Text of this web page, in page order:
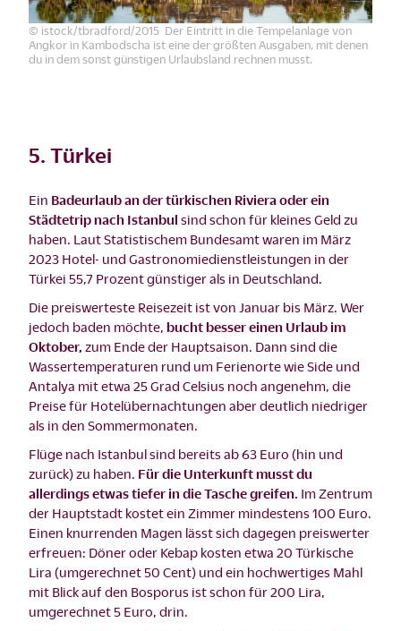
© istock/tbradford/2015 Der Eintritt in die Tempelanlage von
Angkor in Kambodscha ist eine der größten Ausgaben, mit denen
du in dem sonst günstigen Urlaubsland rechnen musst.
5. Türkei
Ein Badeurlaub an der türkischen Riviera oder ein
Städtetrip nach Istanbul sind schon für kleines Geld zu
haben. Laut Statistischem Bundesamt waren im März
2023 Hotel- und Gastronomiedienstleistungen in der
Türkei 55,7 Prozent günstiger als in Deutschland.
Die preiswerteste Reisezeit ist von Januar bis März. Wer
jedoch baden möchte, bucht besser einen Urlaub im
Oktober, zum Ende der Hauptsaison. Dann sind die
Wassertemperaturen rund um Ferienorte wie Side und
Antalya mit etwa 25 Grad Celsius noch angenehm, die
Preise für Hotelübernachtungen aber deutlich niedriger
als in den Sommermonaten.
Flüge nach Istanbul sind bereits ab 63 Euro (hin und
zurück) zu haben. Für die Unterkunft musst du
allerdings etwas tiefer in die Tasche greifen. Im Zentrum
der Hauptstadt kostet ein Zimmer mindestens 100 Euro.
Einen knurrenden Magen lässt sich dagegen preiswerter
erfreuen: Döner oder Kebap kosten etwa 20 Türkische
Lira (umgerechnet 50 Cent) und ein hochwertiges Mahl
mit Blick auf den Bosporus ist schon für 200 Lira,
umgerechnet 5 Euro, drin.